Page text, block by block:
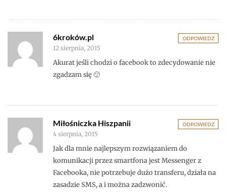
ODPOWIEDZ
6kroków.pl
12 sierpnia, 2015
Akurat jeśli chodzi o facebook to zdecydowanie nie
zgadzam się 🙂
ODPOWIEDZ
Miłośniczka Hiszpanii
4 sierpnia, 2015
Jak dla mnie najlepszym rozwiązaniem do
komunikacji przez smartfona jest Messenger z
Facebooka, nie potrzebuje dużo transferu, działa na
zasadzie SMS, a i można zadzwonić.